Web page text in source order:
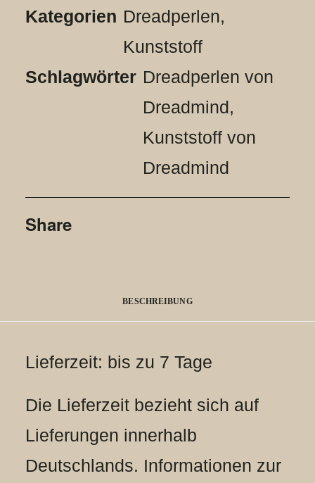
Kategorien Dreadperlen,
Kunststoff
Schlagwörter Dreadperlen von
Dreadmind,
Kunststoff von
Dreadmind
Share
BESCHREIBUNG
Lieferzeit: bis zu 7 Tage
Die Lieferzeit bezieht sich auf
Lieferungen innerhalb
Deutschlands. Informationen zur